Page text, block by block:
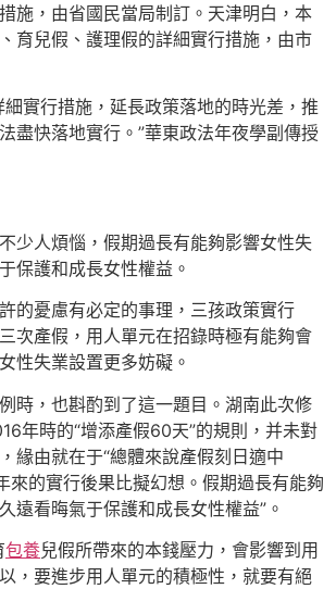
施，由省國民當局制訂。天津明白，本
育兒假、護理假的詳細實行措施，由市
細實行措施，延長政策落地的時光差，推
盡快落地實行。”華東政法年夜學副傳授
少人煩惱，假期過長有能夠影響女性失
保護和成長女性權益。
的憂慮有必定的事理，三孩政策實行
次產假，用人單元在招錄時極有能夠會
性失業設置更多妨礙。
時，也斟酌到了這一題目。湖南此次修
年時的“增添產假60天”的規則，并未對
緣由就在于“總體來說產假刻日適中
來的實行後果比擬幻想。假期過長有能夠
遠看晦氣于保護和成長女性權益”。
包養兒假所帶來的本錢壓力，會影響到用
，要進步用人單元的積極性，就要有絕